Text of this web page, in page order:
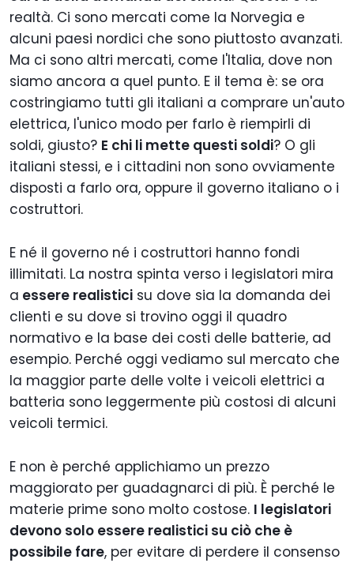
realtà. Ci sono mercati come la Norvegia e
alcuni paesi nordici che sono piuttosto avanzati.
Ma ci sono altri mercati, come l'Italia, dove non
siamo ancora a quel punto. E il tema è: se ora
costringiamo tutti gli italiani a comprare un'auto
elettrica, l'unico modo per farlo è riempirli di
soldi, giusto? E chi li mette questi soldi? O gli
italiani stessi, e i cittadini non sono ovviamente
disposti a farlo ora, oppure il governo italiano o i
costruttori.
E né il governo né i costruttori hanno fondi
illimitati. La nostra spinta verso i legislatori mira
a essere realistici su dove sia la domanda dei
clienti e su dove si trovino oggi il quadro
normativo e la base dei costi delle batterie, ad
esempio. Perché oggi vediamo sul mercato che
la maggior parte delle volte i veicoli elettrici a
batteria sono leggermente più costosi di alcuni
veicoli termici.
E non è perché applichiamo un prezzo
maggiorato per guadagnarci di più. È perché le
materie prime sono molto costose. I legislatori
devono solo essere realistici su ciò che è
possibile fare, per evitare di perdere il consenso